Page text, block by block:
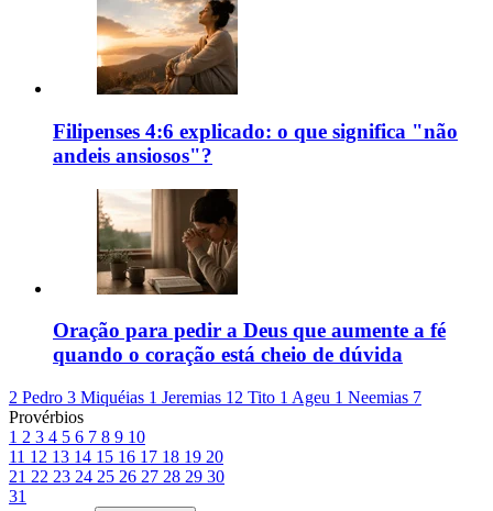
Filipenses 4:6 explicado: o que significa "não
andeis ansiosos"?
Oração para pedir a Deus que aumente a fé
quando o coração está cheio de dúvida
2 Pedro 3 Miquéias 1 Jeremias 12 Tito 1 Ageu 1 Neemias 7
Provérbios
1 2 3 4 5 6 7 8 9 10
11 12 13 14 15 16 17 18 19 20
21 22 23 24 25 26 27 28 29 30
31